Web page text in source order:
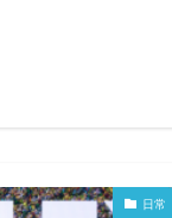
日常